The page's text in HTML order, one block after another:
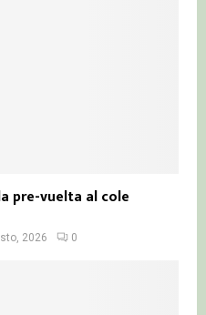
pre-vuelta al cole
2026 0